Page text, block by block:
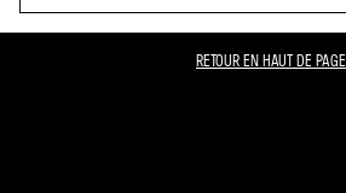
RETOUR EN HAUT DE PAGE​